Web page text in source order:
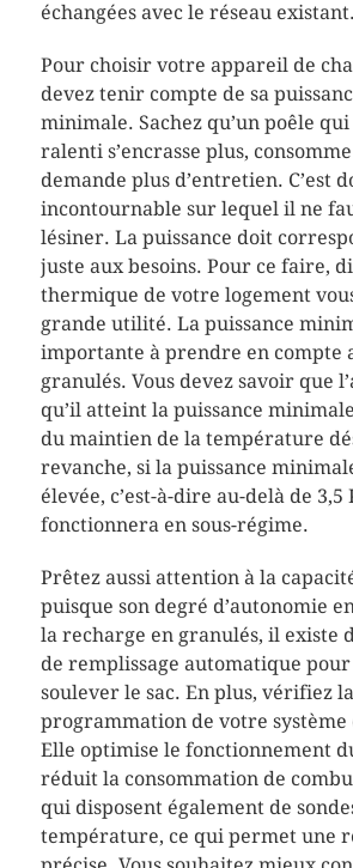
échangées avec le réseau existant.
Pour choisir votre appareil de
devez tenir compte de sa
minimale. Sachez qu’un poêle
ralenti s’encrasse plus,
demande plus d’entretien. C’est
incontournable sur lequel il ne
lésiner. La puissance doit
juste aux besoins. Pour ce faire,
thermique de votre logement
grande utilité. La puissance
importante à prendre en compte
granulés. Vous devez savoir que
qu’il atteint la puissance
du maintien de la température
revanche, si la puissance
élevée, c’est-à-dire au-delà de 3,5
fonctionnera en sous-régime.
Prêtez aussi attention à la
puisque son degré d’autonomie
la recharge en granulés, il existe
de remplissage automatique
soulever le sac. En plus, vérifiez la
programmation de votre système
Elle optimise le fonctionnement
réduit la consommation de
qui disposent également de
température, ce qui permet une